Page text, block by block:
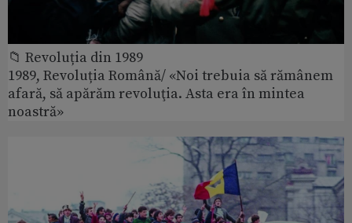
📁 Revoluția din 1989
1989, Revoluția Română/ «Noi trebuia să rămânem
afară, să apărăm revoluţia. Asta era în mintea
noastră»